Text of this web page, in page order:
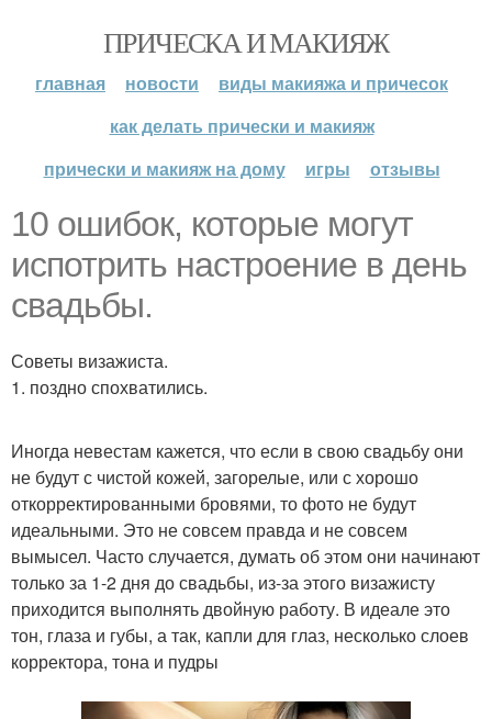
ПРИЧЕСКА И МАКИЯЖ
главная новости
виды макияжа и причесок
как делать прически и макияж
прически и макияж на дому
игры отзывы
10 ошибок, которые могут
испотрить настроение в день
свадьбы.
Советы визажиста.
1. поздно спохватились.
Иногда невестам кажется, что если в свою свадьбу они
не будут с чистой кожей, загорелые, или с хорошо
откорректированными бровями, то фото не будут
идеальными. Это не совсем правда и не совсем
вымысел. Часто случается, думать об этом они начинают
только за 1-2 дня до свадьбы, из-за этого визажисту
приходится выполнять двойную работу. В идеале это
тон, глаза и губы, а так, капли для глаз, несколько слоев
корректора, тона и пудры